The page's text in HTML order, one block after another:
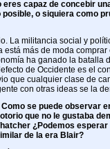
eres capaz de concebir
o siquiera como
La militancia social y
está más de moda
ha ganado la batalla
de Occidente es el
que cualquier clase de
con otras ideas se la
Como se puede observar
que no le gustaba
¿Podemos
de la era Blair?